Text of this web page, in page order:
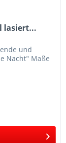
lasiert...
und
Nacht" Maße